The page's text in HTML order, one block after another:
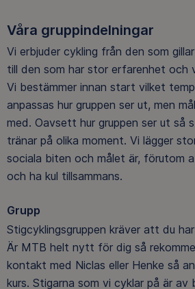
Våra gruppindelningar
Vi erbjuder cykling från den som
till den som har stor erfarenhet och
Vi bestämmer innan start vilket
anpassas hur gruppen ser ut, men
med. Oavsett hur gruppen ser ut så
tränar på olika moment. Vi lägger
sociala biten och målet är, förutom
och ha kul tillsammans.
Grupp
Stigcyklingsgruppen kräver att du
Är MTB helt nytt för dig så
kontakt med Niclas eller Henke så
kurs. Stigarna som vi cyklar på är av